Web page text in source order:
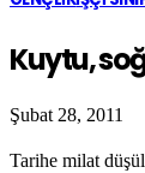
Kuytu,
Şubat 28, 2011
Tarihe milat